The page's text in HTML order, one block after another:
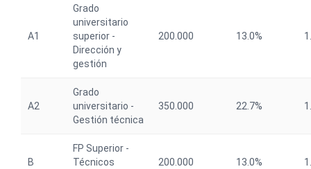
A1
Grado
universitario
superior -
Dirección y
gestión
200.000 13.0%
A2
Grado
universitario -
Gestión técnica
350.000 22.7%
B
FP Superior -
Técnicos
200.000 13.0%